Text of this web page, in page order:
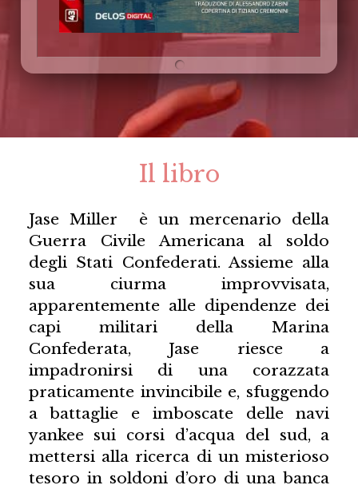
Il libro
Jase Miller è un mercenario della
Guerra Civile Americana al soldo
degli Stati Confederati. Assieme alla
sua ciurma improvvisata,
apparentemente alle dipendenze dei
capi militari della Marina
Confederata, Jase riesce a
impadronirsi di una corazzata
praticamente invincibile e, sfuggendo
a battaglie e imboscate delle navi
yankee sui corsi d’acqua del sud, a
mettersi alla ricerca di un misterioso
tesoro in soldoni d’oro di una banca